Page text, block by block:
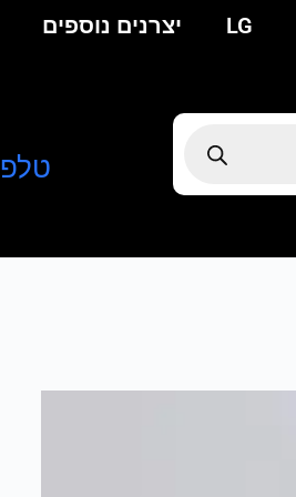
LG יצרנים נוספים
טלפון:077-